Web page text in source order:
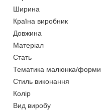
Ширина
Країна виробник
Довжина
Матеріал
Стать
Тематика малюнка/форми
Стиль виконання
Колір
Вид виробу